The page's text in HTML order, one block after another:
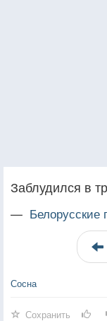
Заблудился в
— Белорусские
Сосна
Сохранить